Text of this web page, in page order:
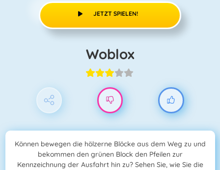
JETZT SPIELEN!
Woblox
Können bewegen die hölzerne Blöcke aus dem Weg zu und
bekommen den grünen Block den Pfeilen zur
Kennzeichnung der Ausfahrt hin zu? Sehen Sie, wie Sie die